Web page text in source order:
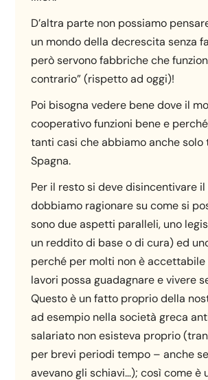
D’altra parte non possiamo
un mondo della decrescita senza
però servono fabbriche che
contrario” (rispetto ad oggi)!
Poi bisogna vedere bene dove il
cooperativo funzioni bene e
tanti casi che abbiamo anche solo
Spagna.
Per il resto si deve disincentivare il
dobbiamo ragionare su come si
sono due aspetti paralleli, uno
un reddito di base o di cura) ed
perché per molti non è accettabile
lavori possa guadagnare e vivere
Questo è un fatto proprio della
ad esempio nella società greca
salariato non esisteva proprio
per brevi periodi tempo – anche
avevano gli schiavi…); così come è